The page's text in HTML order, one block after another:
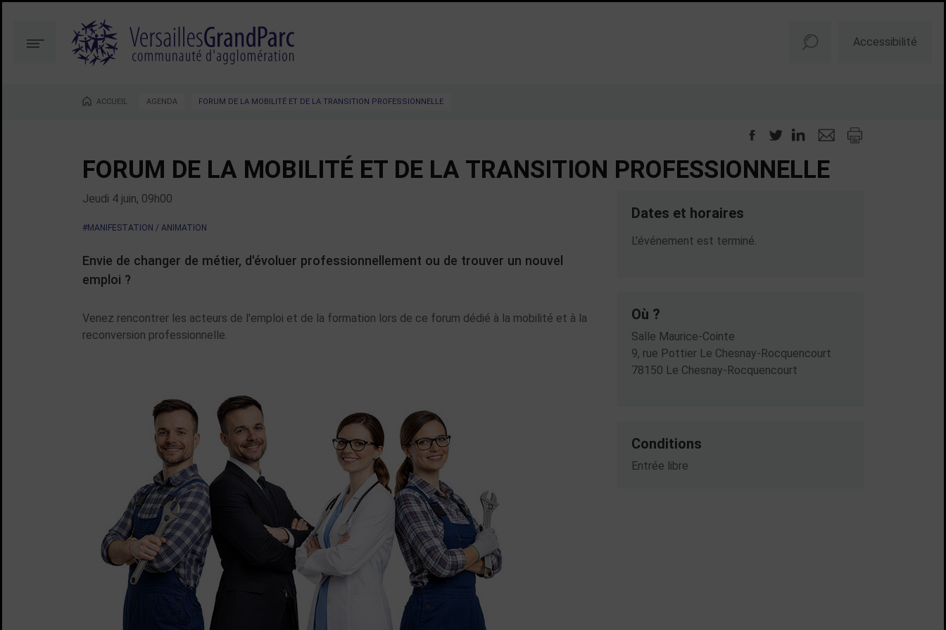
contenu
la
recherche
Menu Accessibilité
Vous êtes ici :
ACCUEIL AGENDA FORUM DE LA MOBILITÉ ET DE LA TRANSITION PROFESSIONNELLE
FORUM DE LA MOBILITÉ ET DE LA TRANSITION PROFESSIONNELLE
Jeudi 4 juin, 09h00
#MANIFESTATION / ANIMATION
Envie de changer de métier, d'évoluer professionnellement ou de trouver un nouvel
emploi ?
Venez rencontrer les acteurs de l'emploi et de la formation lors de ce forum dédié à la mobilité et à la
reconversion professionnelle.
Dates et horaires
Dates en cours
L'événement est terminé.
Où ?
Salle Maurice-Cointe
9, rue Pottier Le Chesnay-Rocquencourt
78150 Le Chesnay-Rocquencourt
Conditions
Entrée libre